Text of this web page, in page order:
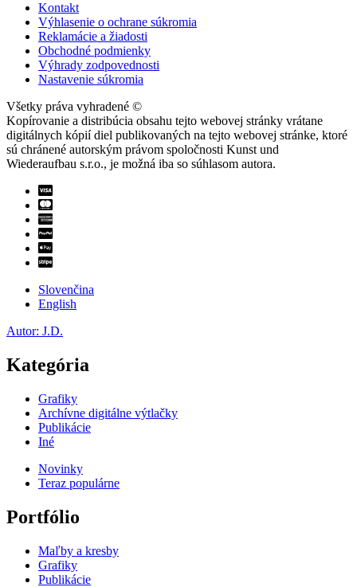
Kontakt
Výhlasenie o ochrane súkromia
Reklamácie a žiadosti
Obchodné podmienky
Výhrady zodpovednosti
Nastavenie súkromia
Všetky práva vyhradené ©
Kopírovanie a distribúcia obsahu tejto webovej stránky vrátane
digitálnych kópií diel publikovaných na tejto webovej stránke, ktoré
sú chránené autorským právom spoločnosti Kunst und
Wiederaufbau s.r.o., je možná iba so súhlasom autora.
Slovenčina
English
Autor: J.D.
Kategória
Grafiky
Archívne digitálne výtlačky
Publikácie
Iné
Novinky
Teraz populárne
Portfólio
Maľby a kresby
Grafiky
Publikácie